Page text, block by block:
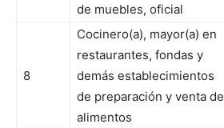
de muebles, oficial
8
Cocinero(a), mayor(a) en
restaurantes, fondas y
demás establecimientos
de preparación y venta de
alimentos